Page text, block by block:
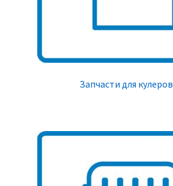
Запчасти для кулеров